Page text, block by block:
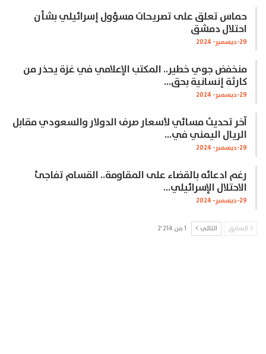
حماس تعلق على تصريحات مسؤول إسرائيلي بشأن
احتلال دمشق
29-ديسمبر- 2024
منخفض جوي خطير.. المكتب الإعلامي في غزة يحذر من
كارثة إنسانية بحق…
29-ديسمبر- 2024
آخر تحديث مسائي لأسعار صرف الدولار والسعودي مقابل
الريال اليمني في…
29-ديسمبر- 2024
رغم ادعائه بالقضاء على المقاومة.. القسام تفاجئ
الاحتلال الإسرائيلي…
29-ديسمبر- 2024
السابق التالي 1 من 2٬214